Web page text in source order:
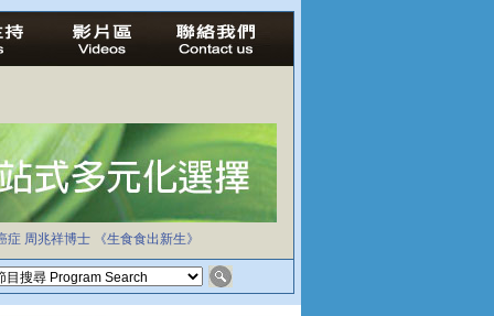
症 周兆祥博士 《生食食出新生》